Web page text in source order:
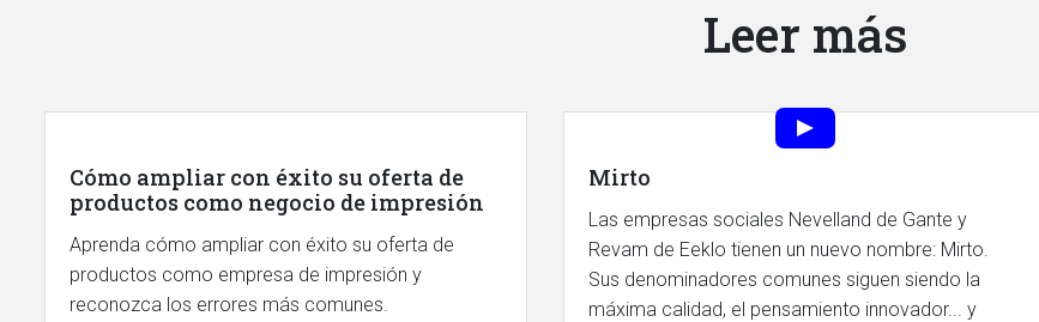
Leer más
Cómo ampliar con éxito su oferta de
productos como negocio de impresión
Aprenda cómo ampliar con éxito su oferta de
productos como empresa de impresión y
reconozca los errores más comunes.
Mirto
Las empresas sociales Nevelland de Gante y
Revam de Eeklo tienen un nuevo nombre: Mirto.
Sus denominadores comunes siguen siendo la
máxima calidad, el pensamiento innovador... y